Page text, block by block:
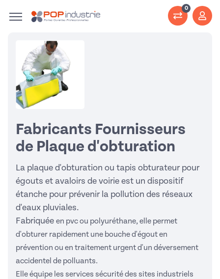
0
Fabricants Fournisseurs
de Plaque d'obturation
La plaque d'obturation ou tapis obturateur pour
égouts et avaloirs de voirie est un dispositif
étanche pour prévenir la pollution des réseaux
d'eaux pluviales.
Fabriquée en pvc ou polyuréthane, e lle permet
d'obturer rapidement une bouche d'égout en
prévention ou en traitement urgent d'un déversement
accidentel de polluants.
Elle équipe les services sécurité des sites industriels